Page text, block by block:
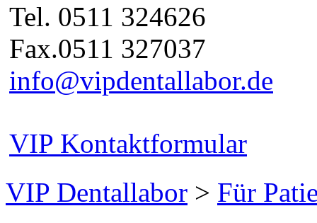
Tel. 0511 324626
Fax.0511 327037
info@vipdentallabor.de
VIP Kontaktformular
VIP Dentallabor > Für